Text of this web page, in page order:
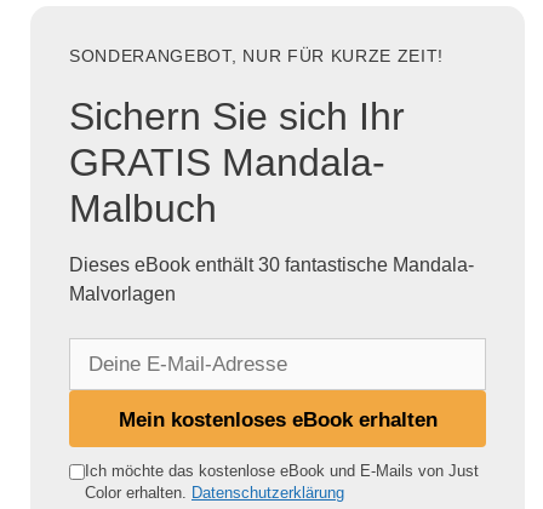
SONDERANGEBOT, NUR FÜR KURZE ZEIT!
Sichern Sie sich Ihr
GRATIS Mandala-
Malbuch
Dieses eBook enthält 30 fantastische Mandala-
Malvorlagen
e
Mein kostenloses eBook erhalten
Ich möchte das kostenlose eBook und E-Mails von Just
Color erhalten. Datenschutzerklärung